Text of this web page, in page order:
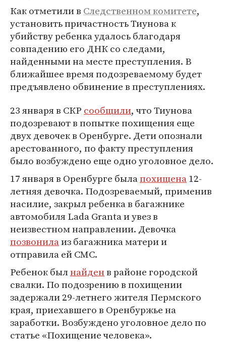
Как отметили в Следственном комитете,
установить причастность Тиунова к
убийству ребенка удалось благодаря
совпадению его ДНК со следами,
найденными на месте преступления. В
ближайшее время подозреваемому будет
предъявлено обвинение в преступлениях.
23 января в СКР сообщили, что Тиунова
подозревают в попытке похищения еще
двух девочек в Оренбурге. Дети опознали
арестованного, по факту преступления
было возбуждено еще одно уголовное дело.
17 января в Оренбурге былапохищена12-
летняя девочка. Подозреваемый, применив
насилие, закрыл ребенка в багажнике
автомобиля Lada Granta и увез в
неизвестном направлении. Девочка
позвонилаиз багажника матери и
отправила ей СМС.
Ребенок былнайденв районе городской
свалки. По подозрению в похищении
задержали 29-летнего жителя Пермского
края, приехавшего в Оренбуржье на
заработки. Возбуждено уголовное дело по
статье «Похищение человека».